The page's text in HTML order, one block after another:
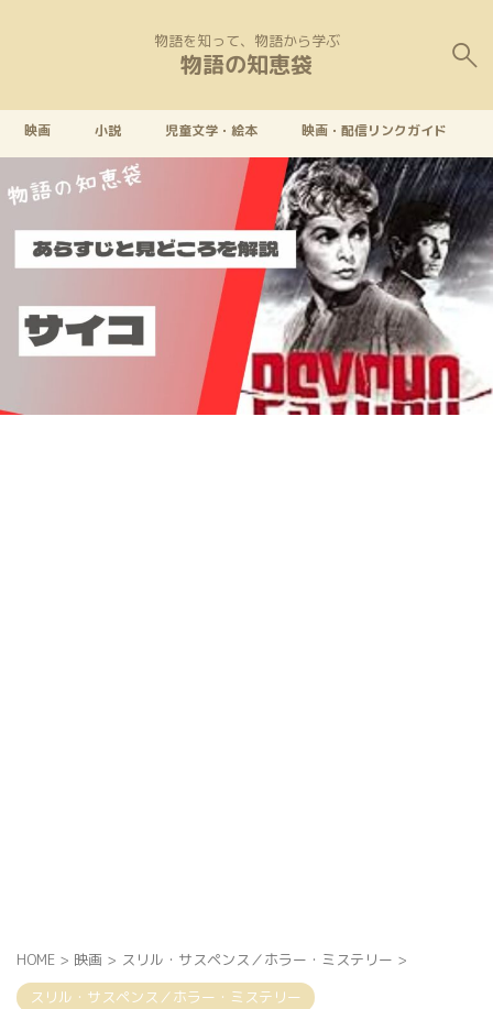
物語を知って、物語から学ぶ
物語の知恵袋
映画 小説 児童文学・絵本 映画・配信リンクガイド
HOME > 映画 > スリル・サスペンス／ホラー・ミステリー >
スリル・サスペンス／ホラー・ミステリー